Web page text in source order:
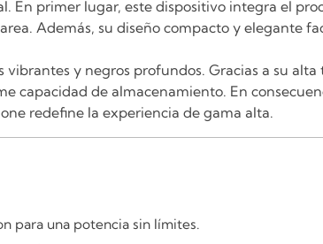
En primer lugar, este dispositivo integra el
Además, su diseño compacto y elegante
vibrantes y negros profundos. Gracias a su alta
capacidad de almacenamiento. En
redefine la experiencia de gama alta.
para una potencia sin límites.